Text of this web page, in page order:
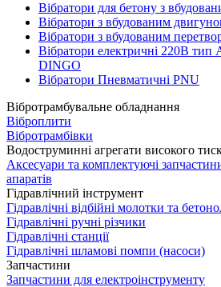
Вібратори для бетону з
Вібратори з вбудованим
Вібратори з вбудованим
Вібратори електричні 220B
DINGO
Вібратори Пневматичні PNU
Вібротрамбувальне обладнання
Віброплити
Вібротрамбівки
Водоструминні агрегати високого
Аксесуари та комплектуючі
апаратів
Гідравлічний інструмент
Гідравлічні відбійні молотки та
Гідравлічні ручні різчики
Гідравлічні станції
Гідравлічні шламові помпи (насоси)
Запчастини
Запчастини для електроінструменту